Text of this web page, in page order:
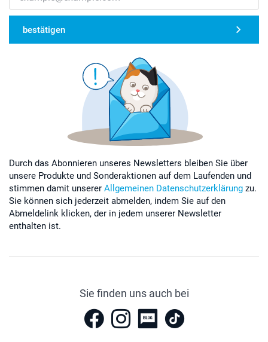
bestätigen
Durch das Abonnieren unseres Newsletters bleiben Sie über
unsere Produkte und Sonderaktionen auf dem Laufenden und
stimmen damit unserer Allgemeinen Datenschutzerklärung zu.
Sie können sich jederzeit abmelden, indem Sie auf den
Abmeldelink klicken, der in jedem unserer Newsletter
enthalten ist.
Sie finden uns auch bei